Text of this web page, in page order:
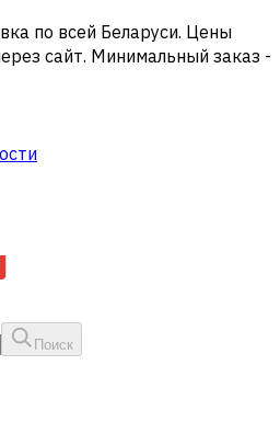
по всей Беларуси. Цены
сайт. Минимальный заказ -
Поиск